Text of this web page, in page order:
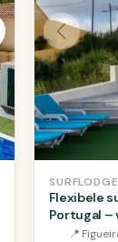
Flexibele
Portugal –
B&amp;B
📍